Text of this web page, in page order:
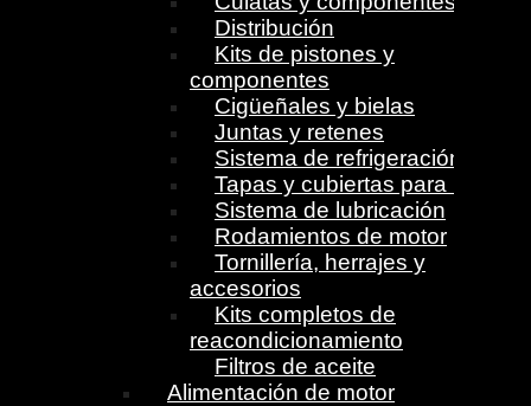
Distribución
Kits de pistones y
componentes
Cigüeñales y bielas
Juntas y retenes
Sistema de refrigeración
Tapas y cubiertas para motor
Sistema de lubricación
Rodamientos de motor
Tornillería, herrajes y
accesorios
Kits completos de
reacondicionamiento
Filtros de aceite
Alimentación de motor